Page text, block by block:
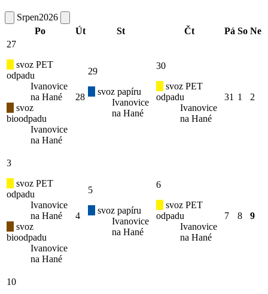
Srpen2026
Po
Út St Čt Pá So Ne
27
svoz PET
odpadu
Ivanovice
na Hané
svoz
bioodpadu
Ivanovice
na Hané
28
29
svoz papíru
Ivanovice
na Hané
30
svoz PET
odpadu
Ivanovice
na Hané
31 1 2
3
svoz PET
odpadu
Ivanovice
na Hané
svoz
bioodpadu
Ivanovice
na Hané
4
5
svoz papíru
Ivanovice
na Hané
6
svoz PET
odpadu
Ivanovice
na Hané
7 8 9
10